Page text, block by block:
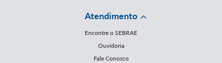
Atendimento
Encontre o SEBRAE
Ouvidoria
Fale Conosco